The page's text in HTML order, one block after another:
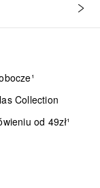
Collection
od 49zł¹